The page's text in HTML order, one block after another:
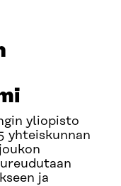
yliopisto
yhteiskunnan
ja